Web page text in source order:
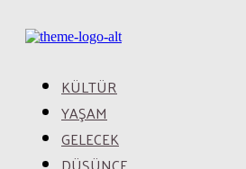
KÜLTÜR
YAŞAM
GELECEK